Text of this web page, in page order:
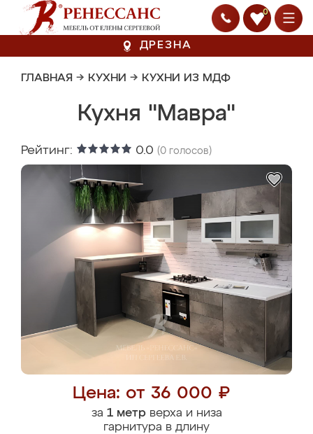
0
ДРЕЗНА
ГЛАВНАЯ → КУХНИ → КУХНИ ИЗ МДФ
Кухня "Мавра"
Рейтинг: 0.0 (0 голосов)
Цена: от 36 000 ₽
за 1 метрверха и низа
гарнитура в длину